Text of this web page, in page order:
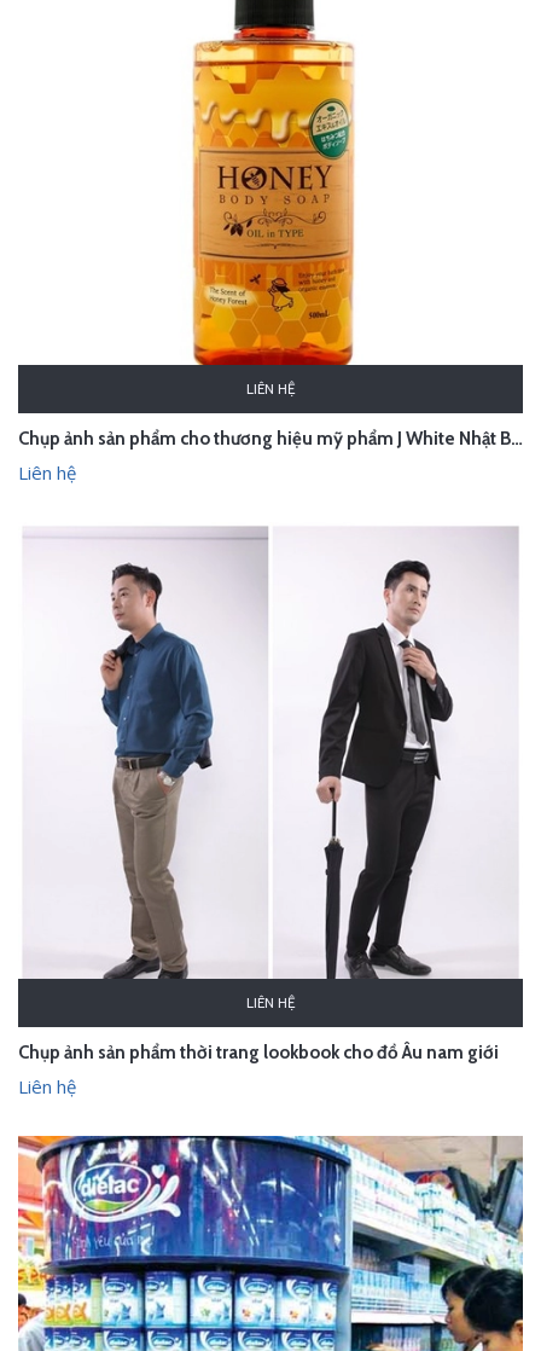
LIÊN HỆ
Chụp ảnh sản phẩm cho thương hiệu mỹ phẩm J White Nhật Bản trong studio Hà Nội
Liên hệ
LIÊN HỆ
Chụp ảnh sản phẩm thời trang lookbook cho đồ Âu nam giới
Liên hệ